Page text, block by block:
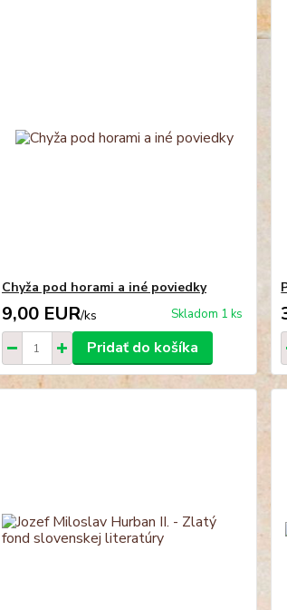
Chyža pod horami a iné poviedky
9,00 EUR/ks Skladom 1 ks
Pridať do košíka